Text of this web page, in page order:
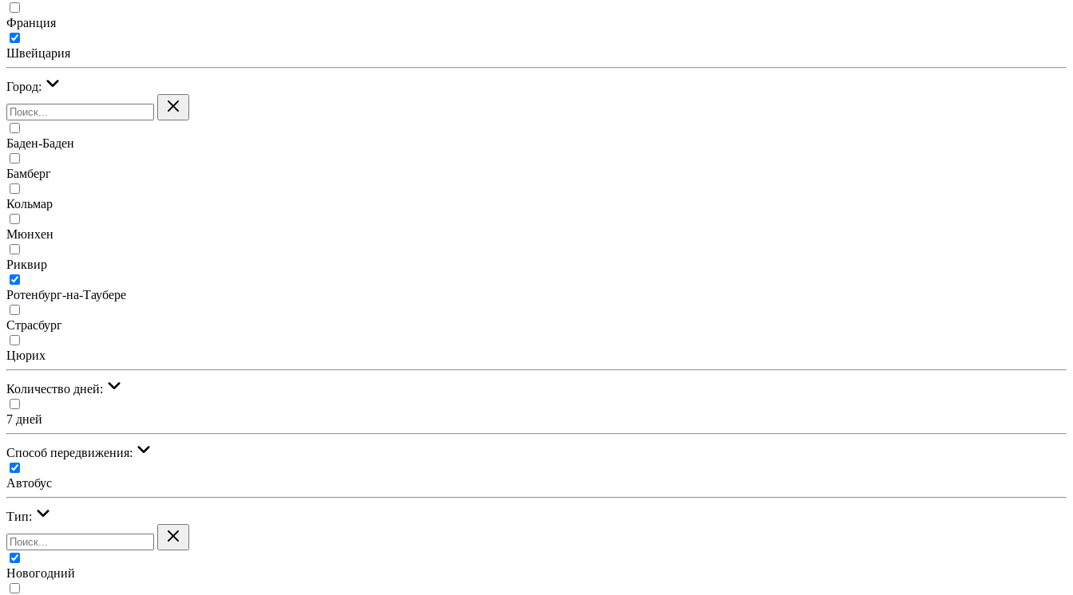
Франция
Швейцария
Город:
Баден-Баден
Бамберг
Кольмар
Мюнхен
Риквир
Ротенбург-на-Таубере
Страсбург
Цюрих
Количество дней:
7 дней
Cпособ передвижения:
Автобус
Тип:
Новогодний